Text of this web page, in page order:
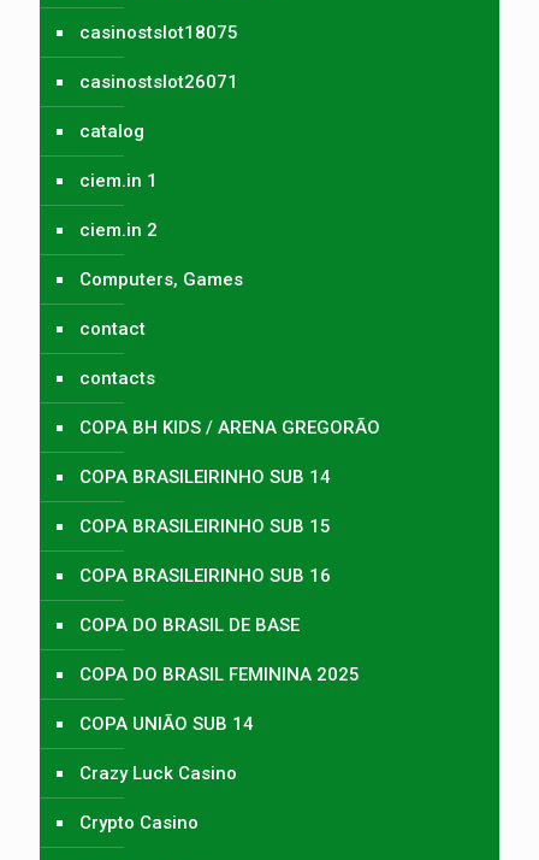
casinostslot18075
casinostslot26071
catalog
ciem.in 1
ciem.in 2
Computers, Games
contact
contacts
COPA BH KIDS / ARENA GREGORÃO
COPA BRASILEIRINHO SUB 14
COPA BRASILEIRINHO SUB 15
COPA BRASILEIRINHO SUB 16
COPA DO BRASIL DE BASE
COPA DO BRASIL FEMININA 2025
COPA UNIÃO SUB 14
Crazy Luck Casino
Crypto Casino